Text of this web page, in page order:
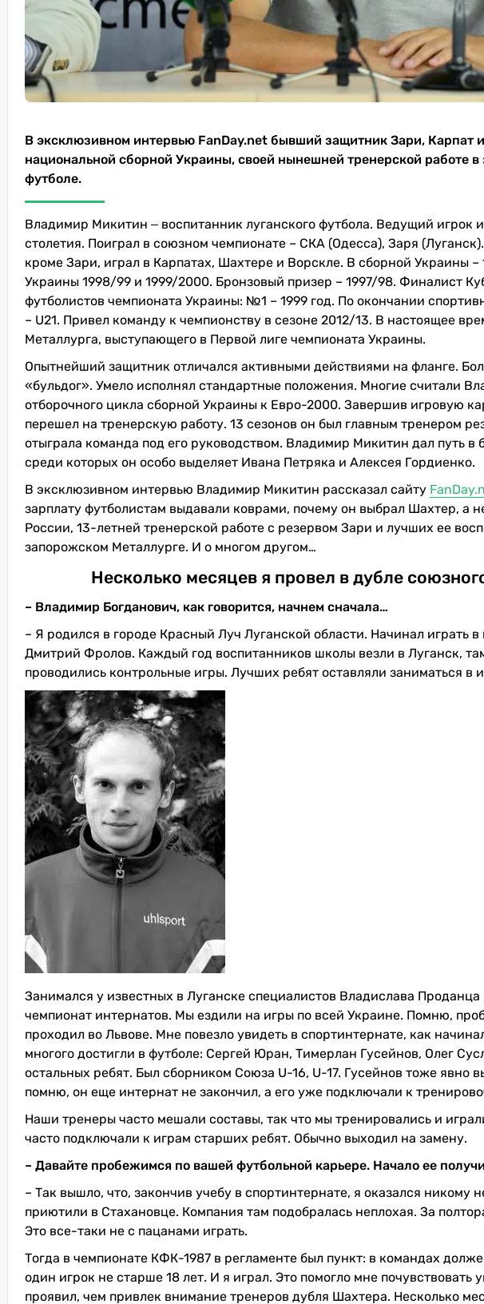
В эксклюзивном интервью FanDay.net бывший защитник Зари, Карпат
национальной сборной Украины, своей нынешней тренерской работе
футболе.
Владимир Микитин ‒ воспитанник луганского футбола. Ведущий игрок
столетия. Поиграл в союзном чемпионате – СКА (Одесса), Заря
кроме Зари, играл в Карпатах, Шахтере и Ворскле. В сборной Украины
Украины 1998/99 и 1999/2000. Бронзовый призер – 1997/98. Финалист
футболистов чемпионата Украины: №1 – 1999 год. По окончании
– U21. Привел команду к чемпионству в сезоне 2012/13. В настоящее
Металлурга, выступающего в Первой лиге чемпионата Украины.
Опытнейший защитник отличался активными действиями на фланге.
«бульдог». Умело исполнял стандартные положения. Многие считали
отборочного цикла сборной Украины к Евро-2000. Завершив игровую
перешел на тренерскую работу. 13 сезонов он был главным тренером
отыграла команда под его руководством. Владимир Микитин дал путь
среди которых он особо выделяет Ивана Петряка и Алексея Гордиенко.
В эксклюзивном интервью Владимир Микитин рассказал сайту
зарплату футболистам выдавали коврами, почему он выбрал Шахтер, а
России, 13-летней тренерской работе с резервом Зари и лучших ее
запорожском Металлурге. И о многом другом…
Несколько месяцев я провел в дубле
– Владимир Богданович, как говорится, начнем сначала…
– Я родился в городе Красный Луч Луганской области. Начинал
Дмитрий Фролов. Каждый год воспитанников школы везли в Луганск,
проводились контрольные игры. Лучших ребят оставляли заниматься в
Занимался у известных в Луганске специалистов Владислава
чемпионат интернатов. Мы ездили на игры по всей Украине. Помню,
проходил во Львове. Мне повезло увидеть в спортинтернате, как
многого достигли в футболе: Сергей Юран, Тимерлан Гусейнов, Олег
остальных ребят. Был сборником Союза U-16, U-17. Гусейнов тоже явно
помню, он еще интернат не закончил, а его уже подключали к
Наши тренеры часто мешали составы, так что мы тренировались и
часто подключали к играм старших ребят. Обычно выходил на замену.
– Давайте пробежимся по вашей футбольной карьере. Начало ее
– Так вышло, что, закончив учебу в спортинтернате, я оказался никому
приютили в Стахановце. Компания там подобралась неплохая. За
Это все-таки не с пацанами играть.
Тогда в чемпионате КФК-1987 в регламенте был пункт: в командах
один игрок не старше 18 лет. И я играл. Это помогло мне почувствовать
проявил, чем привлек внимание тренеров дубля Шахтера. Несколько